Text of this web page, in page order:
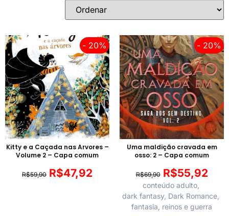
- 20%
Kitty e a Caçada nas Arvores –
Volume 2 – Capa comum
R$59,90 R$47,92
- 20%
Uma maldição cravada em
osso: 2 – Capa comum
R$69,90 R$55,92
conteúdo adulto,
dark fantasy, Dark Romance
fantasia reinos e guerra